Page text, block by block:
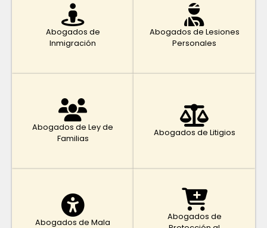
Abogados de
Inmigración
Abogados de Lesiones
Personales
Abogados de Ley de
Familias
Abogados de Litigios
Abogados de Mala
Abogados de